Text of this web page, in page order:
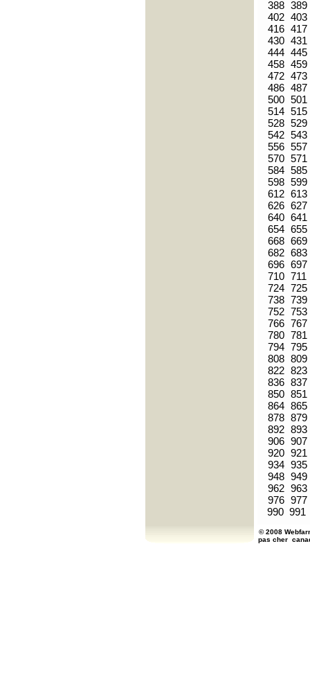
388 389
402 403
416 417
430 431
444 445
458 459
472 473
486 487
500 501
514 515
528 529
542 543
556 557
570 571
584 585
598 599
612 613
626 627
640 641
654 655
668 669
682 683
696 697
710 711
724 725
738 739
752 753
766 767
780 781
794 795
808 809
822 823
836 837
850 851
864 865
878 879
892 893
906 907
920 921
934 935
948 949
962 963
976 977
990 991
© 2008
pas cher